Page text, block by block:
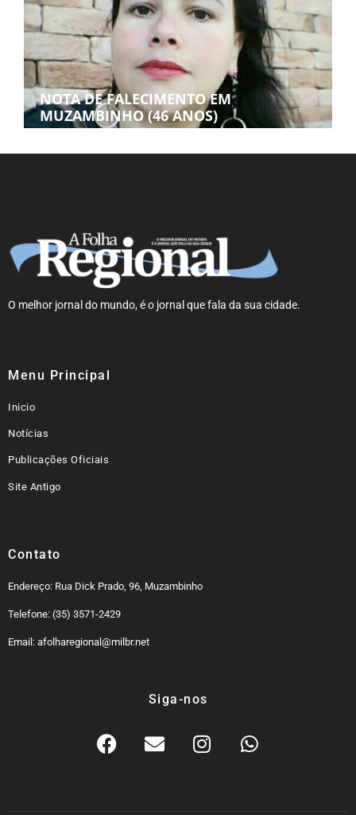
NOTA DE FALECIMENTO EM
MUZAMBINHO (46 ANOS)
O melhor jornal do mundo, é o jornal que fala da sua cidade.
Menu Principal
Inicio
Notícias
Publicações Oficiais
Site Antigo
Contato
Endereço: Rua Dick Prado, 96, Muzambinho
Telefone: (35) 3571-2429
Email: afolharegional@milbr.net
Siga-nos